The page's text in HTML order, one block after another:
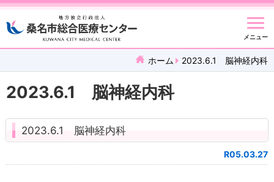
メニュー
ホーム 2023.6.1 脳神経内科
2023.6.1 脳神経内科
2023.6.1 脳神経内科
R05.03.27